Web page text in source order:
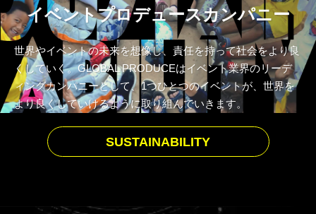
イベントプロデュースカンパニー
世界やイベントの未来を想像し、責任を持って社会をより良
くしていく。GLOBAL PRODUCEはイベント業界のリーデ
ィングカンパニーとして、 1つひとつのイベントが、世界を
より良くしていけるように取り組んでいきます。
SUSTAINABILITY